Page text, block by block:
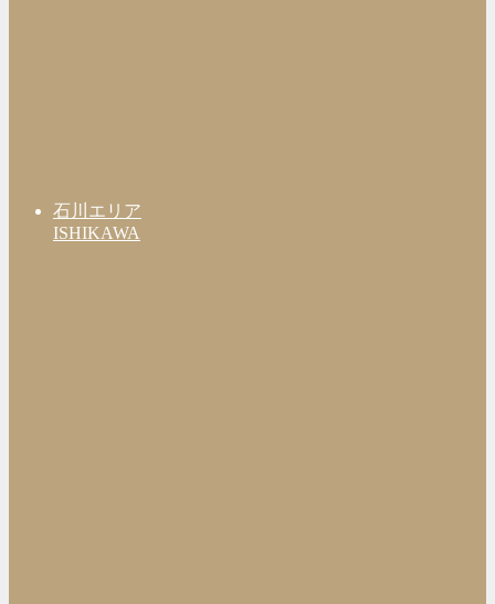
石川エリア
ISHIKAWA